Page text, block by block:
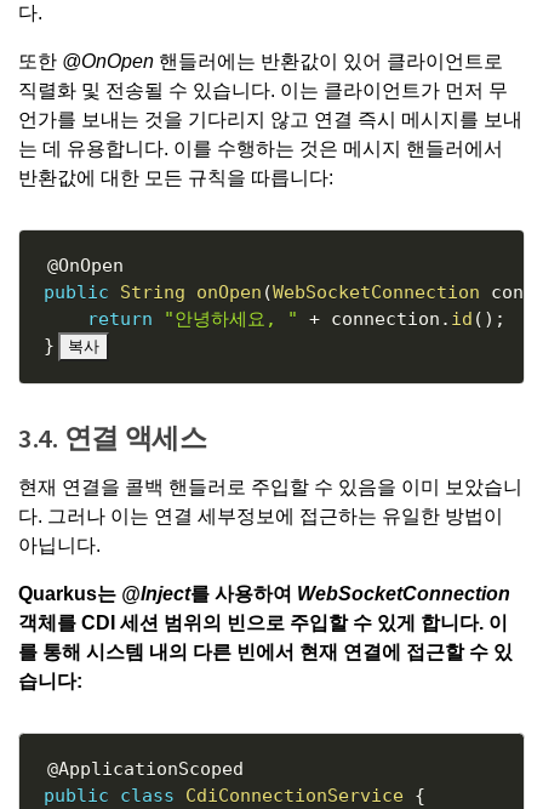
다.
또한 @OnOpen 핸들러에는 반환값이 있어 클라이언트로
직렬화 및 전송될 수 있습니다. 이는 클라이언트가 먼저 무
언가를 보내는 것을 기다리지 않고 연결 즉시 메시지를 보내
는 데 유용합니다. 이를 수행하는 것은 메시지 핸들러에서
반환값에 대한 모든 규칙을 따릅니다:
@OnOpen
public
String onOpen (WebSocketConnection
return
"안녕하세요, " + connection . id ( ) ;
}
복사
3.4. 연결 액세스
현재 연결을 콜백 핸들러로 주입할 수 있음을 이미 보았습니
다. 그러나 이는 연결 세부정보에 접근하는 유일한 방법이
아닙니다.
Quarkus는 @Inject를 사용하여 WebSocketConnection
객체를 CDI 세션 범위의 빈으로 주입할 수 있게 합니다. 이
를 통해 시스템 내의 다른 빈에서 현재 연결에 접근할 수 있
습니다:
@ApplicationScoped
public
class CdiConnectionService {